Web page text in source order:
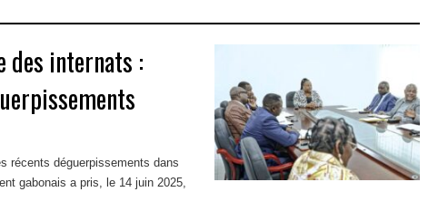
des internats :
récents déguerpissements dans
gabonais a pris, le 14 juin 2025,